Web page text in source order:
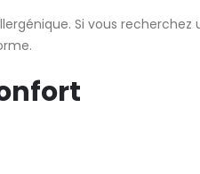
Si vous recherchez